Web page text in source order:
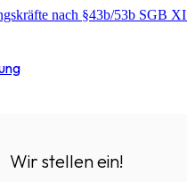
nach §43b/53b SGB
Wir stellen ein!